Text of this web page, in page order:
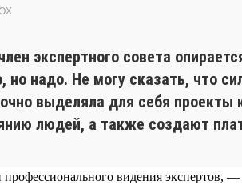
экспертного совета
надо. Не могу сказать, что
выделяла для себя проекты
людей, а также создают
видения